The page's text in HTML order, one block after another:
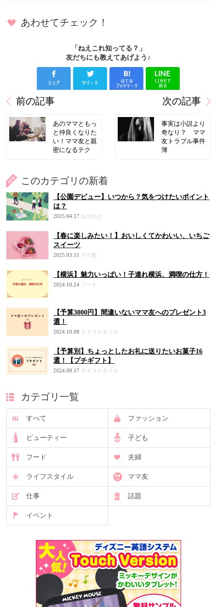
あわせてチェック！
「ねえこれ知ってる？」
友だちにも教えてあげよう♪
前の記事
あのママともっ
と仲良くなりた
い！ママ友と親
密になるテク
次の記事
事実は小説より
奇なり？ ママ
友トラブル事件
簿
このカテゴリの新着
【公園デビュー】いつから？気をつけたいポイント
は？
2025.04.17 お出かけ
【春に楽しみたい！】おいしくてかわいい、いちご
スイーツ
2025.03.11 ママ友
【横浜】魅力いっぱい！子連れ横浜、満喫の仕方！
2024.10.24 フード
【予算3000円】間違いないママ友へのプレゼント3
選！
2024.10.08 ライフスタイル
【予算別】ちょっとしたお礼に送りたいお菓子16
選！【プチギフト】
2024.09.17 ライフスタイル
カテゴリ一覧
すべて ファッション
ビューティー 子ども
フード 夫婦
ライフスタイル ママ友
仕事 話題
イベント